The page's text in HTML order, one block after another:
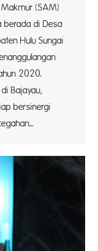
(SAM)
berada di Desa
Hulu Sungai
2020.
Bajayau,
bersinergi